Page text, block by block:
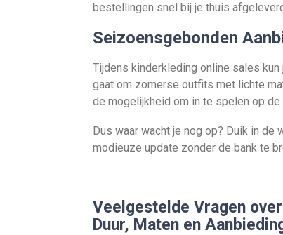
bestellingen snel bij je thuis
Seizoensgebonden
Tijdens kinderkleding online sales
gaat om zomerse outfits met lichte
de mogelijkheid om in te spelen op
Dus waar wacht je nog op? Duik in
modieuze update zonder de bank te
Veelgestelde Vragen
Duur, Maten en